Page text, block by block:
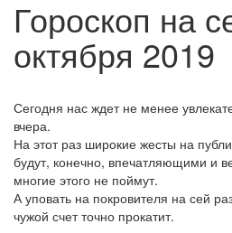
Гороскоп на
октября 2019
Сегодня нас ждет не менее
вчера.
На этот раз широкие жесты на
будут, конечно, впечатляющими и
многие этого не поймут.
А уповать на покровителя на сей
чужой счет точно прокатит.